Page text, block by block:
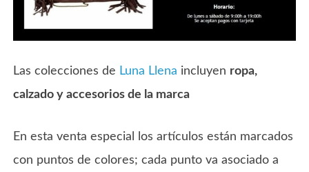
Las colecciones de Luna Llena incluyen ropa,
calzado y accesorios de la marca
En esta venta especial los artículos están marcados
con puntos de colores; cada punto va asociado a